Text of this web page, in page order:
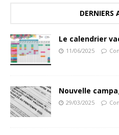
DERNIERS
Le calendrier
11/06/2025
Nouvelle
29/03/2025